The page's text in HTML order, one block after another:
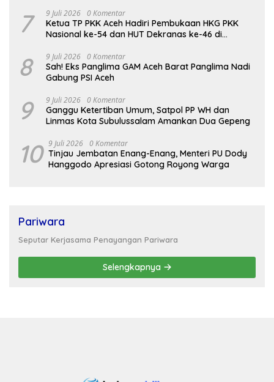
7 9 Juli 2026 0 Komentar
Ketua TP PKK Aceh Hadiri Pembukaan HKG PKK
Nasional ke-54 dan HUT Dekranas ke-46 di
8 9 Juli 2026 0 Komentar
Sah! Eks Panglima GAM Aceh Barat Panglima Nadi
Gabung PSI Aceh
9 9 Juli 2026 0 Komentar
Ganggu Ketertiban Umum, Satpol PP WH dan
Linmas Kota Subulussalam Amankan Dua Gepeng
10 9 Juli 2026 0 Komentar
Tinjau Jembatan Enang-Enang, Menteri PU Dody
Hanggodo Apresiasi Gotong Royong Warga
Pariwara
Seputar Kerjasama Penayangan Pariwara
Selengkapnya